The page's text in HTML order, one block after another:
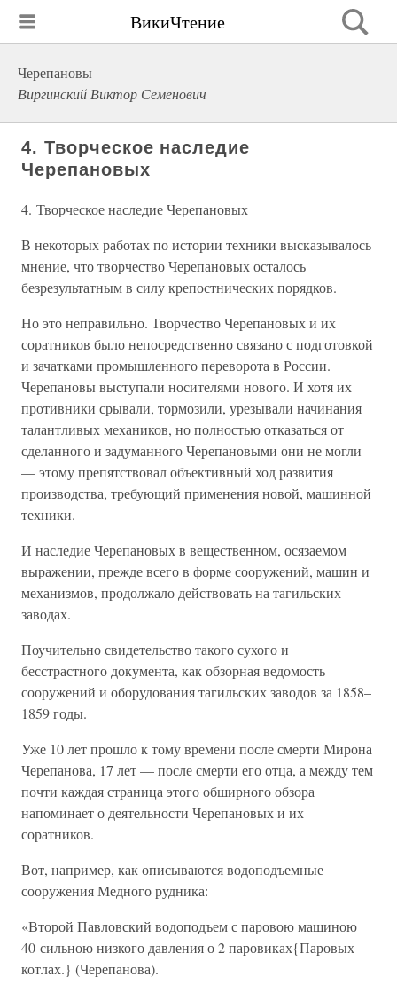
ВикиЧтение
Черепановы
Виргинский Виктор Семенович
4. Творческое наследие
Черепановых
4. Творческое наследие Черепановых
В некоторых работах по истории техники высказывалось
мнение, что творчество Черепановых осталось
безрезультатным в силу крепостнических порядков.
Но это неправильно. Творчество Черепановых и их
соратников было непосредственно связано с подготовкой
и зачатками промышленного переворота в России.
Черепановы выступали носителями нового. И хотя их
противники срывали, тормозили, урезывали начинания
талантливых механиков, но полностью отказаться от
сделанного и задуманного Черепановыми они не могли
— этому препятствовал объективный ход развития
производства, требующий применения новой, машинной
техники.
И наследие Черепановых в вещественном, осязаемом
выражении, прежде всего в форме сооружений, машин и
механизмов, продолжало действовать на тагильских
заводах.
Поучительно свидетельство такого сухого и
бесстрастного документа, как обзорная ведомость
сооружений и оборудования тагильских заводов за 1858–
1859 годы.
Уже 10 лет прошло к тому времени после смерти Мирона
Черепанова, 17 лет — после смерти его отца, а между тем
почти каждая страница этого обширного обзора
напоминает о деятельности Черепановых и их
соратников.
Вот, например, как описываются водоподъемные
сооружения Медного рудника:
«Второй Павловский водоподъем с паровою машиною
40-сильною низкого давления о 2 паровиках{Паровых
котлах.} (Черепанова).